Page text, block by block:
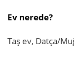
Ev nerede?
Taş ev, Datça/